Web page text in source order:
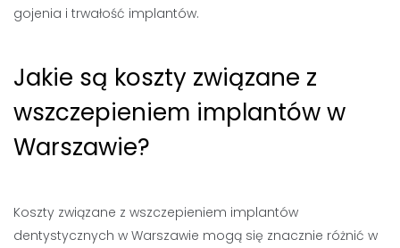
gojenia i trwałość implantów.
Jakie są koszty związane z
wszczepieniem implantów w
Warszawie?
Koszty związane z wszczepieniem implantów
dentystycznych w Warszawie mogą się znacznie różnić w